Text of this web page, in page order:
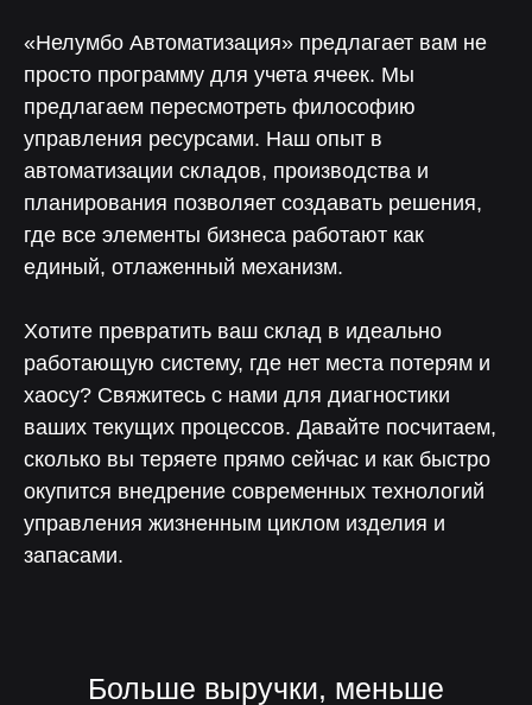
«Нелумбо Автоматизация» предлагает вам не
просто программу для учета ячеек. Мы
предлагаем пересмотреть философию
управления ресурсами. Наш опыт в
автоматизации складов, производства и
планирования позволяет создавать решения,
где все элементы бизнеса работают как
единый, отлаженный механизм.
Хотите превратить ваш склад в идеально
работающую систему, где нет места потерям и
хаосу? Свяжитесь с нами для диагностики
ваших текущих процессов. Давайте посчитаем,
сколько вы теряете прямо сейчас и как быстро
окупится внедрение современных технологий
управления жизненным циклом изделия и
запасами.
Подписаться
Учебные материалы
Скачайте презентацию
платформы «ЛОТОС»